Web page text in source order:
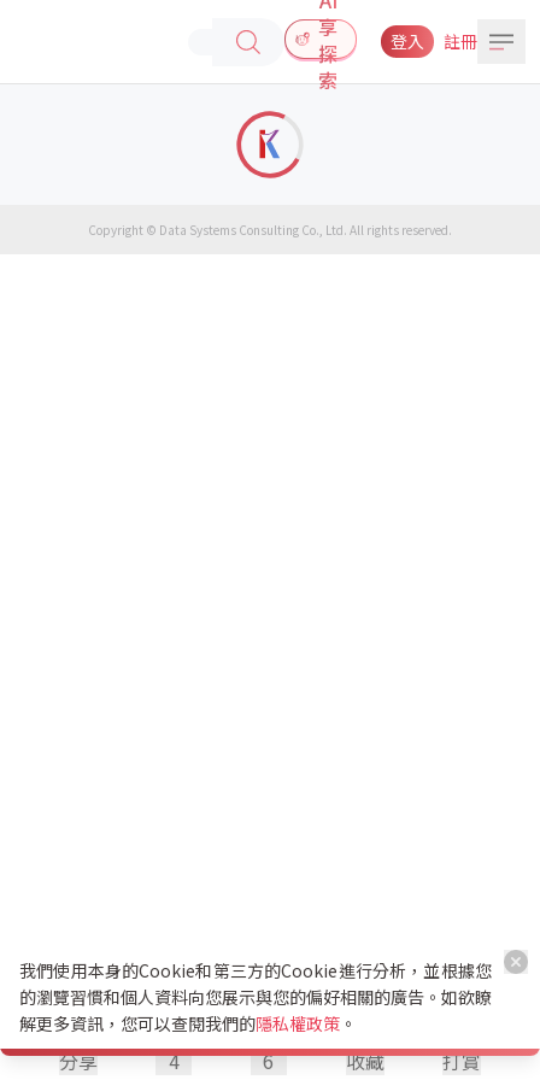
享
探
索
登入 註冊
分享 4 6 收藏 打賞
Copyright © Data Systems Consulting Co., Ltd. All rights reserved.
我們使用本身的Cookie和第三方的Cookie進行分析，並根據您
的瀏覽習慣和個人資料向您展示與您的偏好相關的廣告。如欲瞭
解更多資訊，您可以查閱我們的隱私權政策 。